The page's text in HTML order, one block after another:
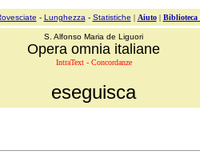
- Lunghezza - Statistiche | Aiuto| Biblioteca
S. Alfonso Maria de Liguori
Opera omnia italiane
IntraText - Concordanze
eseguisca